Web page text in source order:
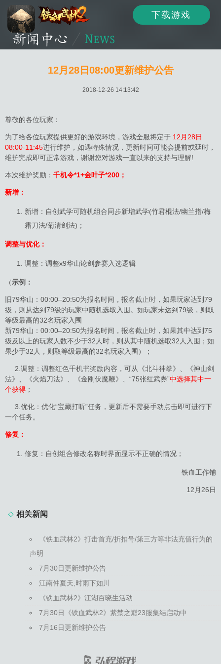
下载游戏
12月28日08:00更新维护公告
2018-12-26 14:13:42
尊敬的各位玩家：
为了给各位玩家提供更好的游戏环境，游戏全服将定于 12月28日
08:00-11:45进行维护，如遇特殊情况，更新时间可能会提前或延时，
维护完成即可正常游戏，谢谢您对游戏一直以来的支持与理解!
本次维护奖励： 千机令*1+金叶子*200；
新增：
新增：自创武学可随机组合同步新增武学(竹君棍法/幽兰指/梅
霜刀法/菊清剑法)；
调整与优化：
调整：调整x9华山论剑参赛入选逻辑
（示例：
旧79华山：00:00–20:50为报名时间，报名截止时，如果玩家达到79
级，则从达到79级的玩家中随机选取入围。如玩家未达到79级，则取
等级最高的32名玩家入围
新79华山：00:00–20:50为报名时间，报名截止时，如果其中达到75
级及以上的玩家人数不少于32人时，则从其中随机选取32人入围；如
果少于32人，则取等级最高的32名玩家入围）；
2.调整：调整红色千机书奖励内容，可从《北斗神拳》、《神山剑
法》、《火焰刀法》、《金刚伏魔鞭》、“75张红武券”中选择其中一
个获得 ；
3.优化：优化“宝藏打听”任务，更新后不需要手动点击即可进行下
一个任务。
修复：
修复：自创组合修改名称时界面显示不正确的情况；
铁血工作铺
12月26日
相关新闻
《铁血武林2》打击首充/折扣号/第三方等非法充值行为的
声明
7月30日更新维护公告
江南仲夏天,时雨下如川
《铁血武林2》江湖百晓生活动
7月30日《铁血武林2》紫禁之巅23服集结启动中
7月16日更新维护公告
资讯
论坛 下载 客服